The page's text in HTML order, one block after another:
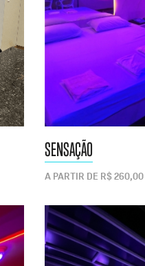
SENSAÇÃO
A PARTIR DE R$ 260,00